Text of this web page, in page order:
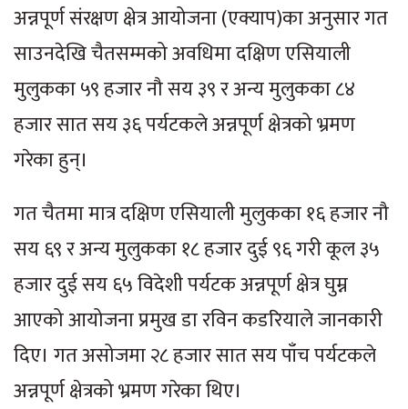
अन्नपूर्ण संरक्षण क्षेत्र आयोजना (एक्याप)का अनुसार गत
साउनदेखि चैतसम्मको अवधिमा दक्षिण एसियाली
मुलुकका ५९ हजार नौ सय ३९ र अन्य मुलुकका ८४
हजार सात सय ३६ पर्यटकले अन्नपूर्ण क्षेत्रको भ्रमण
गरेका हुन्।
गत चैतमा मात्र दक्षिण एसियाली मुलुकका १६ हजार नौ
सय ६९ र अन्य मुलुकका १८ हजार दुई ९६ गरी कूल ३५
हजार दुई सय ६५ विदेशी पर्यटक अन्नपूर्ण क्षेत्र घुम्न
आएको आयोजना प्रमुख डा रविन कडरियाले जानकारी
दिए। गत असोजमा २८ हजार सात सय पाँच पर्यटकले
अन्नपूर्ण क्षेत्रको भ्रमण गरेका थिए।